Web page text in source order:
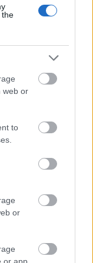
the
web or
to
or
a